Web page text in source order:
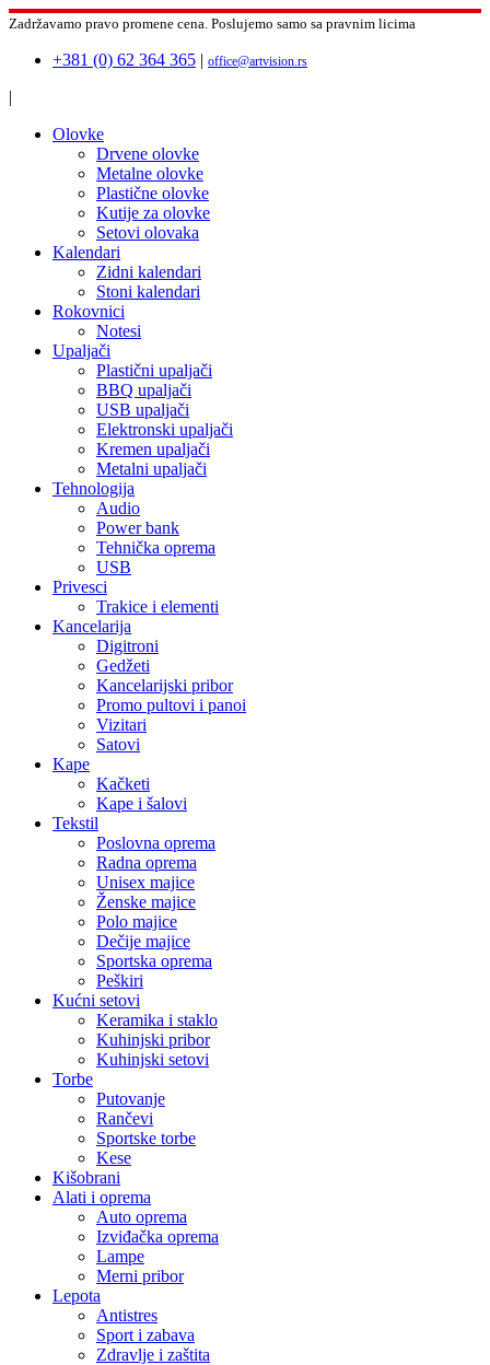
Zadržavamo pravo promene cena. Poslujemo samo sa pravnim licima
+381 (0) 62 364 365 | office@artvision.rs
|
Olovke
Drvene olovke
Metalne olovke
Plastične olovke
Kutije za olovke
Setovi olovaka
Kalendari
Zidni kalendari
Stoni kalendari
Rokovnici
Notesi
Upaljači
Plastični upaljači
BBQ upaljači
USB upaljači
Elektronski upaljači
Kremen upaljači
Metalni upaljači
Tehnologija
Audio
Power bank
Tehnička oprema
USB
Privesci
Trakice i elementi
Kancelarija
Digitroni
Gedžeti
Kancelarijski pribor
Promo pultovi i panoi
Vizitari
Satovi
Kape
Kačketi
Kape i šalovi
Tekstil
Poslovna oprema
Radna oprema
Unisex majice
Ženske majice
Polo majice
Dečije majice
Sportska oprema
Peškiri
Kućni setovi
Keramika i staklo
Kuhinjski pribor
Kuhinjski setovi
Torbe
Putovanje
Rančevi
Sportske torbe
Kese
Kišobrani
Alati i oprema
Auto oprema
Izviđačka oprema
Lampe
Merni pribor
Lepota
Antistres
Sport i zabava
Zdravlje i zaštita